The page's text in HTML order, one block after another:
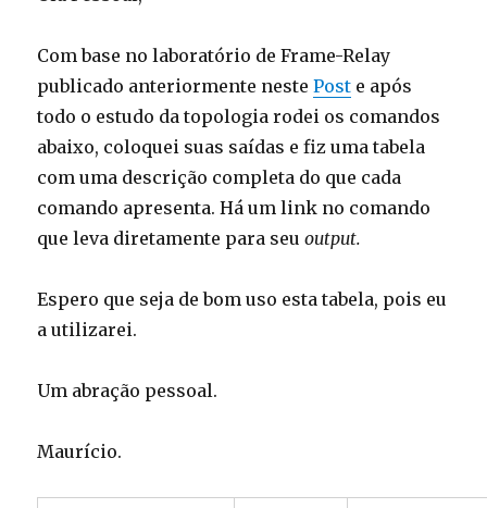
CCNA
Com base no laboratório de Frame-Relay
publicado anteriormente nestePost e após
todo o estudo da topologia rodei os comandos
abaixo, coloquei suas saídas e fiz uma tabela
com uma descrição completa do que cada
comando apresenta. Há um link no comando
que leva diretamente para seuoutput.
Espero que seja de bom uso esta tabela, pois eu
a utilizarei.
Um abração pessoal.
Maurício.